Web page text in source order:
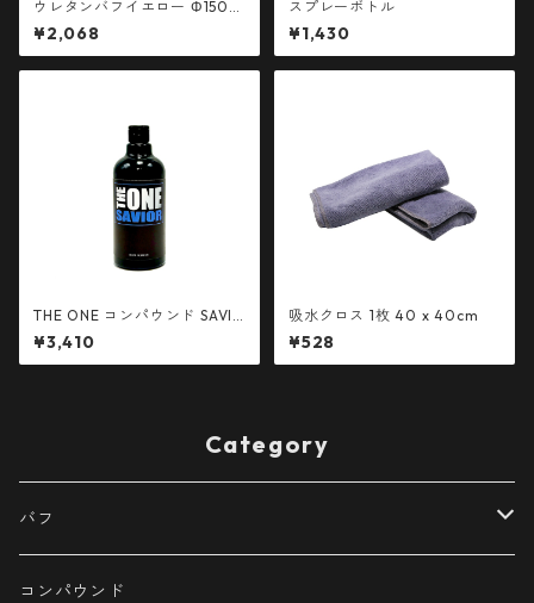
ウレタンバフイエロー Φ150
ベルクロ径130mm 1枚
¥2,068
スプレーボトル
¥1,430
THE ONE コンパウンド SAVIO
R 500ml
¥3,410
吸水クロス 1枚 40 x 40cm
¥528
Category
バフ
ウレタンバフ
コンパウンド